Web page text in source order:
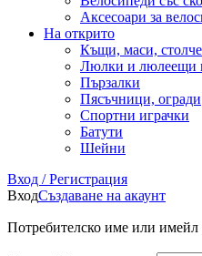
Аксесоари за
На открито
Къщи, маси,
Люлки и люлеещи
Пързалки
Пясъчници, огради
Спортни играчки
Батути
Шейни
Вход / Регистрация
ВходСъздаване на акаунт
Потребителско име или имейл